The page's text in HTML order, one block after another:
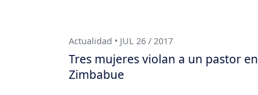
Actualidad • JUL 26 / 2017
Tres mujeres violan a un pastor en
Zimbabue